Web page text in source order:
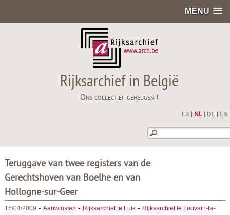
MENU
Rijksarchief in België
Ons collectief geheugen !
FR NL| DE EN
Teruggave van twee registers van de
Gerechtshoven van Boelhe en van
Hollogne-sur-Geer
16/04/2009 - Aanwinsten - Rijksarchief te Luik- Rijksarchief te Louvain-la-